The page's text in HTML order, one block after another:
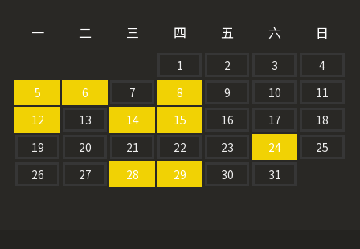
一 二 三 四 五 六 日
月
1 2 3
4
5
6 7 8 9 10
11
12
13 14 15 16 17
18
19
20 21 22 23 24
25
26
27 28 29 30 31